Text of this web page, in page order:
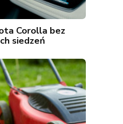
Corolla bez
siedzeń